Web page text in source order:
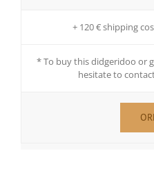
+ 120 € shipping
* To buy this didgeridoo or
hesitate to